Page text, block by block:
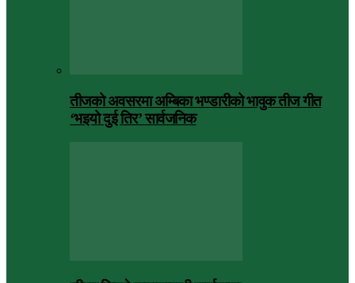
तीजको अवसरमा अम्बिका भण्डारीको भावुक तीज गीत
‘भइयो दुई तिर’ सार्वजनिक